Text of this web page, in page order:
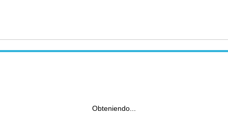
Obteniendo...